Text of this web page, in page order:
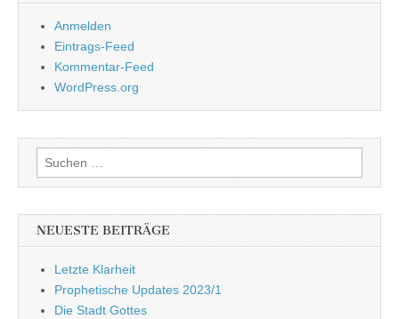
Anmelden
Eintrags-Feed
Kommentar-Feed
WordPress.org
Suchen
nach:
NEUESTE BEITRÄGE
Letzte Klarheit
Prophetische Updates 2023/1
Die Stadt Gottes